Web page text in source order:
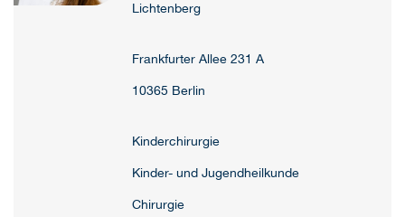
Lichtenberg
Frankfurter Allee 231 A
10365 Berlin
Kinderchirurgie
Kinder- und Jugendheilkunde
Chirurgie